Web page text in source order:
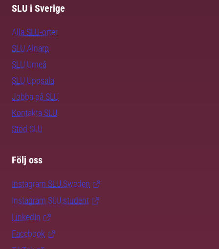
SLU i Sverige
Alla SLU-orter
SLU Alnarp
SLU Umeå
SLU Uppsala
Jobba på SLU
Kontakta SLU
Stöd SLU
Följ oss
Instagram SLU.Sweden
Instagram SLU.student
LinkedIn
Facebook